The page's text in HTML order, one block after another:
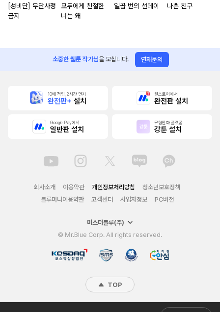
[성비단] 무단사정
금지
모두에게 친절한
너는 왜
일곱 번의 선데이 나쁜 친구
소중한 웹툰 작가님을 모십니다. 연재문의
10배 적립, 2시간 먼저
완전판+ 설치
원스토어에서
완전판 설치
Google Play에서
일반판 설치
무협만화 플랫폼
강툰 설치
회사소개 이용약관 개인정보처리방침
청소년보호정책
블루머니이용약관
고객센터 사업자정보 PC버전
미스터블루(주)
© Mr.Blue Corp. All rights reserved.
TOP